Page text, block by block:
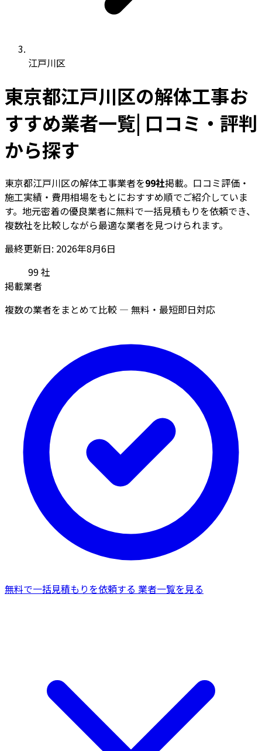
江戸川区
東京都江戸川区の解体工事お
すすめ業者一覧| 口コミ・評判
から探す
東京都江戸川区の解体工事業者を99社掲載。口コミ評価・
施工実績・費用相場をもとにおすすめ順でご紹介していま
す。地元密着の優良業者に無料で一括見積もりを依頼でき、
複数社を比較しながら最適な業者を見つけられます。
最終更新日: 2026年8月6日
99社
掲載業者
複数の業者をまとめて比較 — 無料・最短即日対応
無料で一括見積もりを依頼する 業者一覧を見る